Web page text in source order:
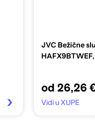
JVC Bežične
od 26,26
Vidi u XUPE